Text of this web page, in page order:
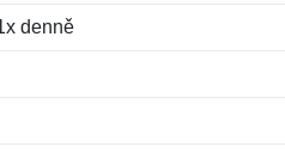
denně